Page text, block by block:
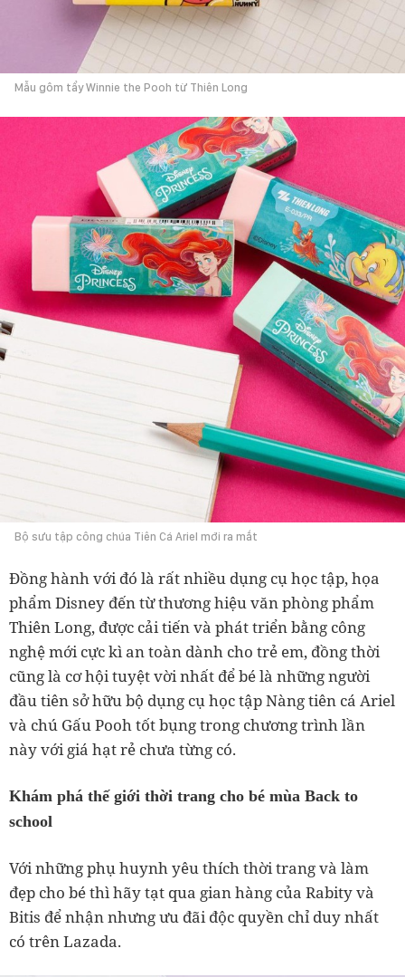
Mẫu gôm tẩy Winnie the Pooh từ Thiên Long
Bộ sưu tập công chúa Tiên Cá Ariel mới ra mắt
Đồng hành với đó là rất nhiều dụng cụ học tập, họa
phẩm Disney đến từ thương hiệu văn phòng phẩm
Thiên Long, được cải tiến và phát triển bằng công
nghệ mới cực kì an toàn dành cho trẻ em, đồng thời
cũng là cơ hội tuyệt vời nhất để bé là những người
đầu tiên sở hữu bộ dụng cụ học tập Nàng tiên cá Ariel
và chú Gấu Pooh tốt bụng trong chương trình lần
này với giá hạt rẻ chưa từng có.
Khám phá thế giới thời trang cho bé mùa Back to
school
Với những phụ huynh yêu thích thời trang và làm
đẹp cho bé thì hãy tạt qua gian hàng của Rabity và
Bitis để nhận nhưng ưu đãi độc quyền chỉ duy nhất
có trên Lazada.